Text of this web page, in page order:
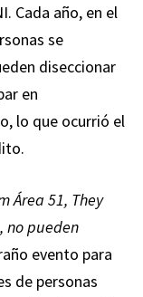
Cada año, en el
se
diseccionar
en
lo que ocurrió el
Área 51, They
no pueden
evento para
de personas